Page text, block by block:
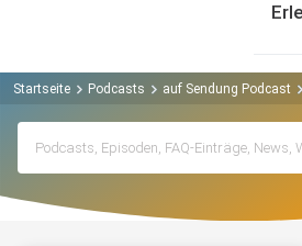
Startseite Podcasts auf Sendung Podcast